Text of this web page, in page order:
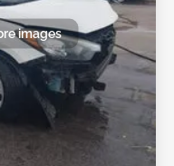
images